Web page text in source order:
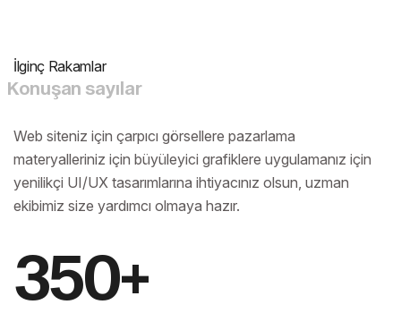
İlginç Rakamlar
Konuşan sayılar
Web siteniz için çarpıcı görsellere pazarlama
materyalleriniz için büyüleyici grafiklere uygulamanız için
yenilikçi UI/UX tasarımlarına ihtiyacınız olsun, uzman
ekibimiz size yardımcı olmaya hazır.
350+